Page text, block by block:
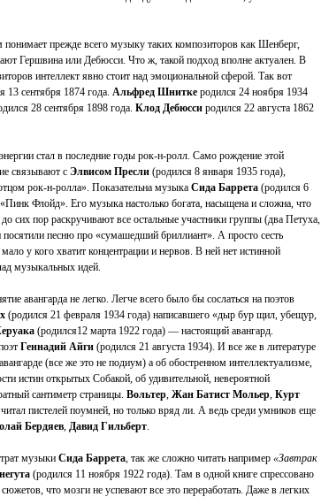
прежде всего музыку таких композиторов как Шенберг,
Гершвина или Дебюсси. Что ж, такой подход вполне актуален. В
интеллект явно стоит над эмоциональной сферой. Так вот
13 сентября 1874 года. Альфред Шнитке родился 24 ноября 1934
28 сентября 1898 года. Клод Дебюсси родился 22 августа 1862
стал в последние годы рок-н-ролл. Само рождение этой
связывают с Элвисом Пресли (родился 8 января 1935 года),
рок-н-ролла». Показательна музыка Сида Баррета (родился 6
Флойд». Его музыка настолько богата, насыщена и сложна, что
сих пор раскручивают все остальные участники группы (два Петуха,
песню про «сумашедший бриллиант». А просто сесть
у кого хватит концентрации и нервов. В ней нет истинной
музыкальных идей.
авангарда не легко. Легче всего было бы сослаться на поэтов
(родился 21 февраля 1934 года) написавшего «дыр бур щил, убещур,
(родился12 марта 1922 года) — настоящий авангард.
Геннадий Айги (родился 21 августа 1934). И все же в литературе
(все же это не подиум) а об обостренном интеллектуализме,
истин открытых Собакой, об удивительной, невероятной
сантиметр страницы. Вольтер, Жан Батист Мольер, Курт
пистелей поумней, но только вряд ли. А ведь среди умников еще
Бердяев, Давид Гильберт.
музыки Сида Баррета, так же сложно читать например «Завтрак
(родился 11 ноября 1922 года). Там в одной книге спрессовано
что мозги не успевают все это переработать. Даже в легких